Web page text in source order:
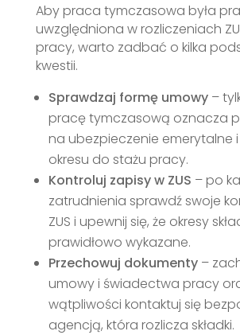
Aby praca tymczasowa była
uwzględniona w rozliczeniach
pracy, warto zadbać o kilka
kwestii.
Sprawdzaj formę umowy–
pracę tymczasową oznacza
na ubezpieczenie emerytalne
okresu do stażu pracy.
Kontroluj zapisy w ZUS – po
zatrudnienia sprawdź swoje
ZUS i upewnij się, że okresy
prawidłowo wykazane.
Przechowuj dokumenty–
umowy i świadectwa pracy
wątpliwości kontaktuj się
agencją, która rozlicza składki.